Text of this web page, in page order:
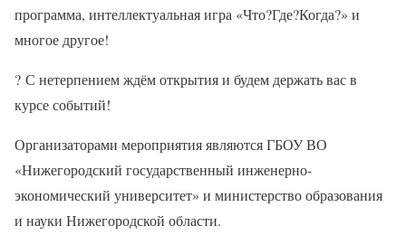
программа, интеллектуальная игра «Что?Где?Когда?» и
многое другое!
? С нетерпением ждём открытия и будем держать вас в
курсе событий!
Организаторами мероприятия являются ГБОУ ВО
«Нижегородский государственный инженерно-
экономический университет» и министерство образования
и науки Нижегородской области.